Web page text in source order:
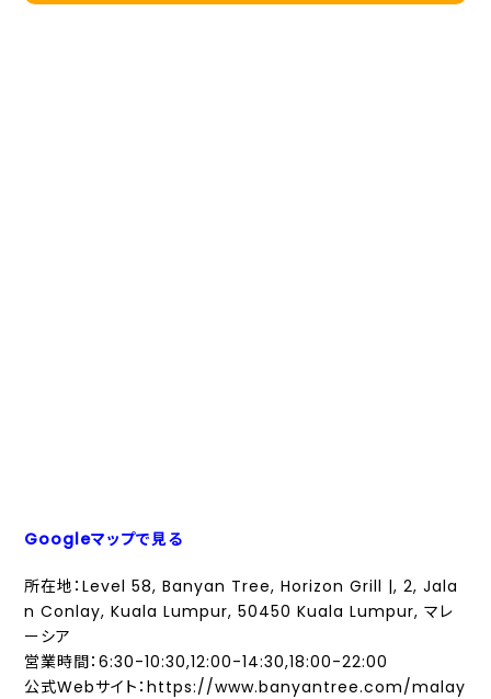
Googleマップで見る
所在地：Level 58, Banyan Tree, Horizon Grill |, 2, Jala
n Conlay, Kuala Lumpur, 50450 Kuala Lumpur, マレ
ーシア
営業時間：6:30-10:30,12:00-14:30,18:00-22:00
公式Webサイト：https://www.banyantree.com/malay